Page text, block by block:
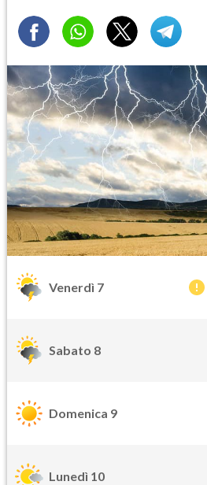
Venerdì 7
Sabato 8
Domenica 9
Lunedì 10